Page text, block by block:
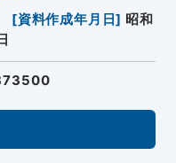
[資料作成年月日] 昭和